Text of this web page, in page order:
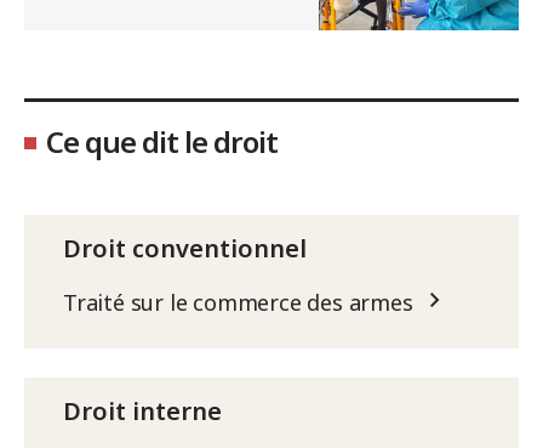
Ce que dit le droit
Droit conventionnel
Traité sur le commerce des armes
Droit interne